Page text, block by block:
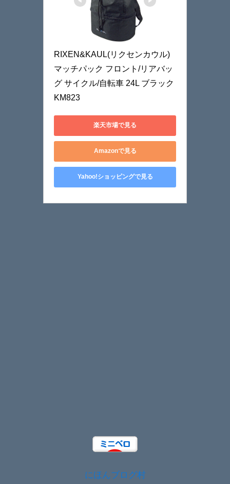
RIXEN&KAUL(リクセンカウル)
マッチパック フロント/リアバッ
グ サイクル/自転車 24L ブラック
KM823
楽天市場で見る
Amazonで見る
Yahoo!ショッピングで見る
にほんブログ村